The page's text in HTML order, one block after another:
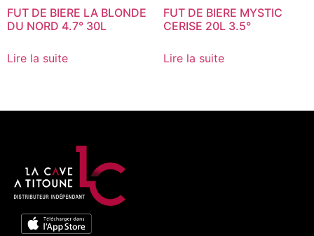
FUT DE BIERE LA BLONDE
DU NORD 4.7° 30L
Lire la suite
FUT DE BIERE MYSTIC
CERISE 20L 3.5°
Lire la suite